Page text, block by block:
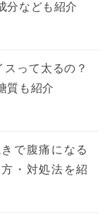
分なども紹介
スって太るの？
質も紹介
で腹痛になる
・対処法を紹